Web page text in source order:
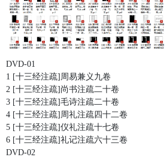
DVD-01
1 [十三经注疏]周易兼义九卷
2 [十三经注疏]尚书注疏二十卷
3 [十三经注疏]毛诗注疏二十卷
4 [十三经注疏]周礼注疏四十二卷
5 [十三经注疏]仪礼注疏十七卷
6 [十三经注疏]礼记注疏六十三卷
DVD-02